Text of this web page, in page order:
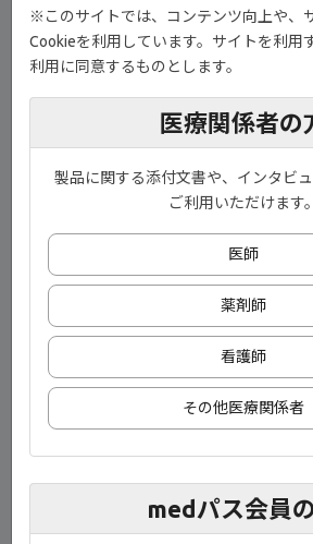
ける有効性と安全性を評価することを目
1) 社内資料：SELECTION〔承認時評価資料
2) Feagan BG, et al. Lancet. 397（10292）
（利益相反：本研究はGilead Sciences Inc.
れた）
00:00-00:11 イントロダクション
※このサイトでは、コンテンツ向上や、
Cookieを利用しています。サイトを利用
利用に同意するものとします。
医療関係者の
製品に関する添付文書や、インタビ
ご利用いただけます。
医師
薬剤師
看護師
その他医療関係者
medパス会員